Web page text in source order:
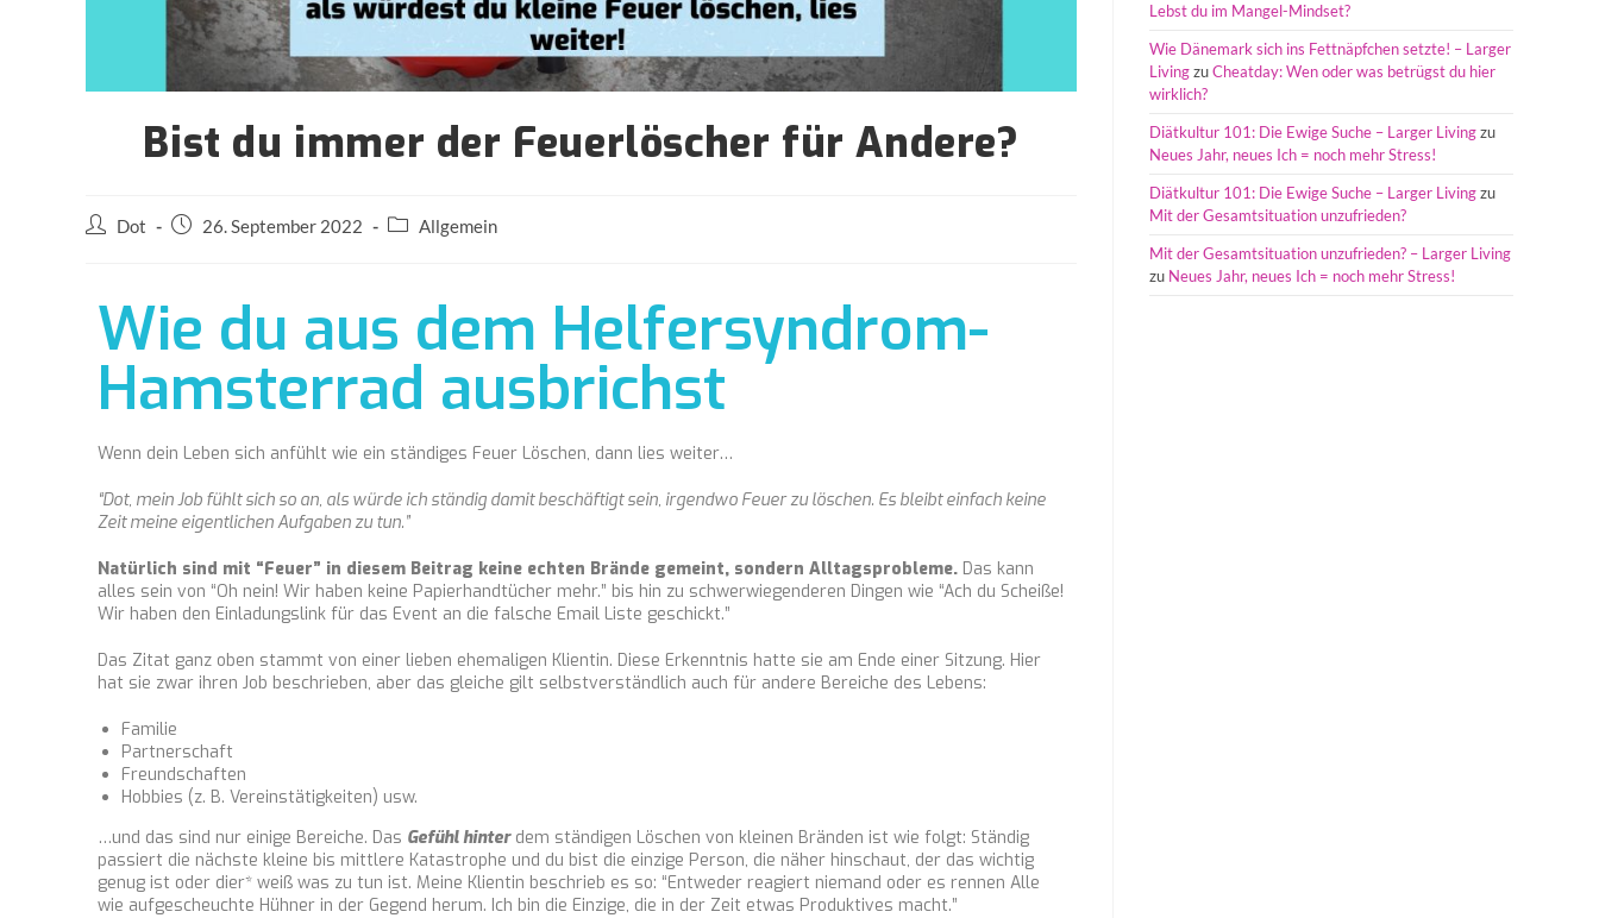
Bist du immer der Feuerlöscher für Andere?
Dot 26. September 2022 Allgemein
Wie du aus dem Helfersyndrom-
Hamsterrad ausbrichst
Wenn dein Leben sich anfühlt wie ein ständiges Feuer Löschen, dann lies weiter…
“Dot, mein Job fühlt sich so an, als würde ich ständig damit beschäftigt sein, irgendwo Feuer zu löschen. Es bleibt einfach keine
Zeit meine eigentlichen Aufgaben zu tun.”
Natürlich sind mit “Feuer” in diesem Beitrag keine echten Brände gemeint, sondern Alltagsprobleme. Das kann
alles sein von “Oh nein! Wir haben keine Papierhandtücher mehr.” bis hin zu schwerwiegenderen Dingen wie “Ach du Scheiße!
Wir haben den Einladungslink für das Event an die falsche Email Liste geschickt.”
Das Zitat ganz oben stammt von einer lieben ehemaligen Klientin. Diese Erkenntnis hatte sie am Ende einer Sitzung. Hier
hat sie zwar ihren Job beschrieben, aber das gleiche gilt selbstverständlich auch für andere Bereiche des Lebens:
Familie
Partnerschaft
Freundschaften
Hobbies (z. B. Vereinstätigkeiten) usw.
…und das sind nur einige Bereiche. Das Gefühl hinterdem ständigen Löschen von kleinen Bränden ist wie folgt: Ständig
passiert die nächste kleine bis mittlere Katastrophe und du bist die einzige Person, die näher hinschaut, der das wichtig
genug ist oder dier* weiß was zu tun ist. Meine Klientin beschrieb es so: “Entweder reagiert niemand oder es rennen Alle
wie aufgescheuchte Hühner in der Gegend herum. Ich bin die Einzige, die in der Zeit etwas Produktives macht.”
Lebst du im Mangel-Mindset?
Wie Dänemark sich ins Fettnäpfchen setzte! – Larger
LivingzuCheatday: Wen oder was betrügst du hier
wirklich?
Diätkultur 101: Die Ewige Suche – Larger Livingzu
Neues Jahr, neues Ich = noch mehr Stress!
Diätkultur 101: Die Ewige Suche – Larger Livingzu
Mit der Gesamtsituation unzufrieden?
Mit der Gesamtsituation unzufrieden? – Larger Living
zu Neues Jahr, neues Ich = noch mehr Stress!